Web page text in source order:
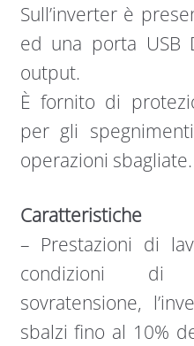
Sull’inverter è
ed una porta USB
output.
È fornito di
per gli
operazioni sbagliate.
Caratteristiche
– Prestazioni di
condizioni di
sovratensione,
sbalzi fino al 10%